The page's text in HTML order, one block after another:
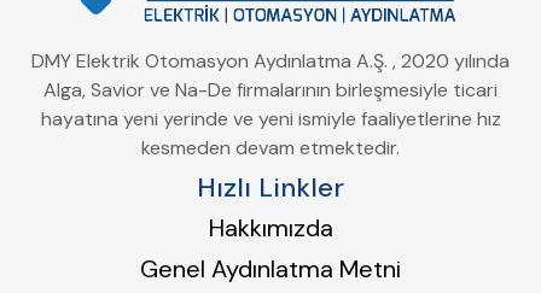
DMY Elektrik Otomasyon Aydınlatma A.Ş. , 2020 yılında
Alga, Savior ve Na-De firmalarının birleşmesiyle ticari
hayatına yeni yerinde ve yeni ismiyle faaliyetlerine hız
kesmeden devam etmektedir.
Hızlı Linkler
Hakkımızda
Genel Aydınlatma Metni